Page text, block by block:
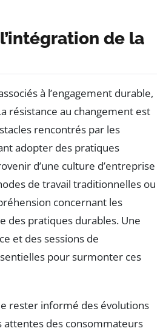
de la
à l’engagement durable,
résistance au changement est
rencontrés par les
adopter des pratiques
d’une culture d’entreprise
de travail traditionnelles ou
concernant les
des pratiques durables. Une
et des sessions de
pour surmonter ces
rester informé des évolutions
des consommateurs